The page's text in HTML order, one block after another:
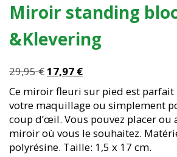
Miroir standing
&Klevering
29,95€Le
prix
initial
était :
29,95 €.
17,97 €Le
actuel
est :
17,97 €.
Ce miroir fleuri sur pied est
votre maquillage ou simplement
coup d’œil. Vous pouvez placer ou
miroir où vous le souhaitez.
polyrésine. Taille: 1,5 x 17 cm.